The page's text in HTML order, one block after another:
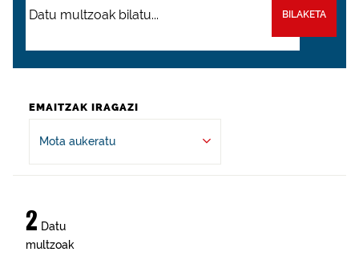
BILAKETA
EMAITZAK IRAGAZI
Mota aukeratu
2 Datu
multzoak